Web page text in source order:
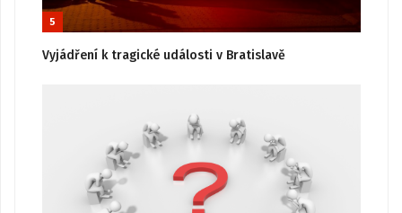
5
Vyjádření k tragické události v Bratislavě